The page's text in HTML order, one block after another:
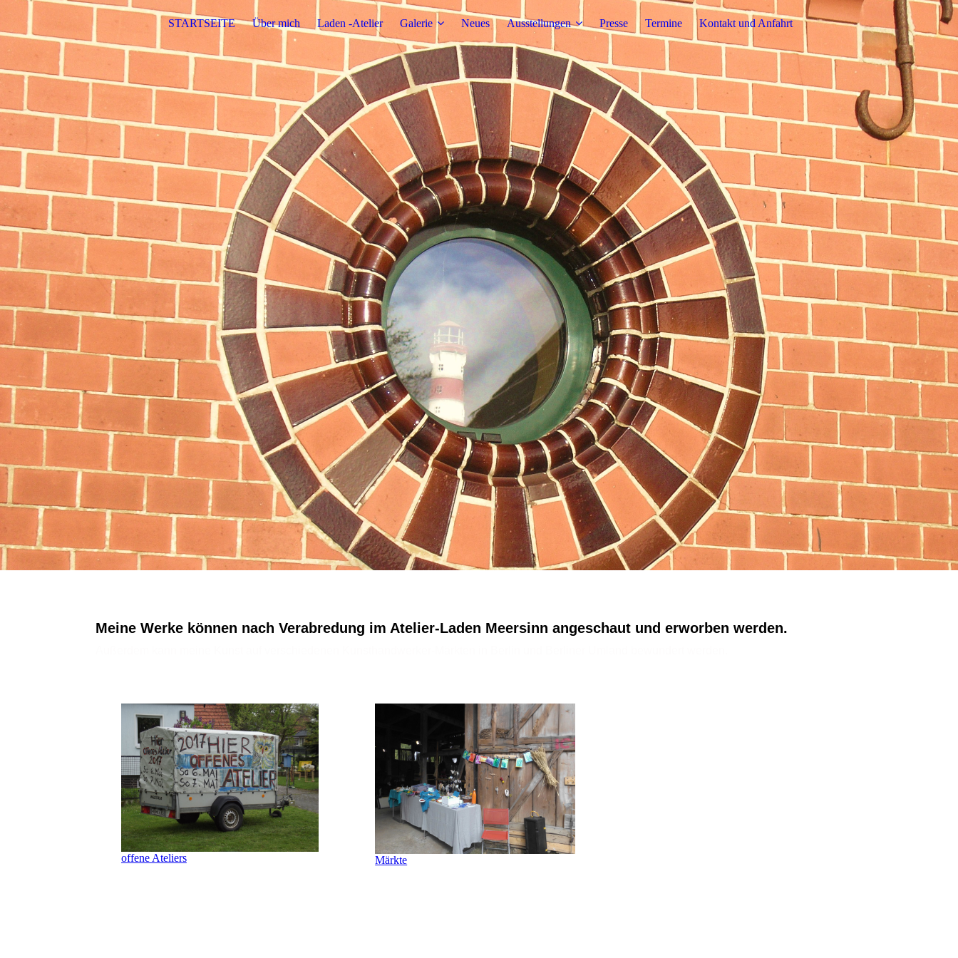
STARTSEITE Über mich Laden -Atelier Galerie Neues Ausstellungen Presse Termine Kontakt und Anfahrt
Meine Werke können nach Verabredung im Atelier-Laden Meersinn angeschaut und erworben werden.
offene Ateliers Märkte